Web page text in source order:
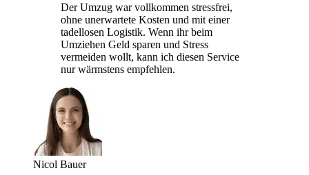
Der Umzug war vollkommen stressfrei,
ohne unerwartete Kosten und mit einer
tadellosen Logistik. Wenn ihr beim
Umziehen Geld sparen und Stress
vermeiden wollt, kann ich diesen Service
nur wärmstens empfehlen.
Nicol Bauer